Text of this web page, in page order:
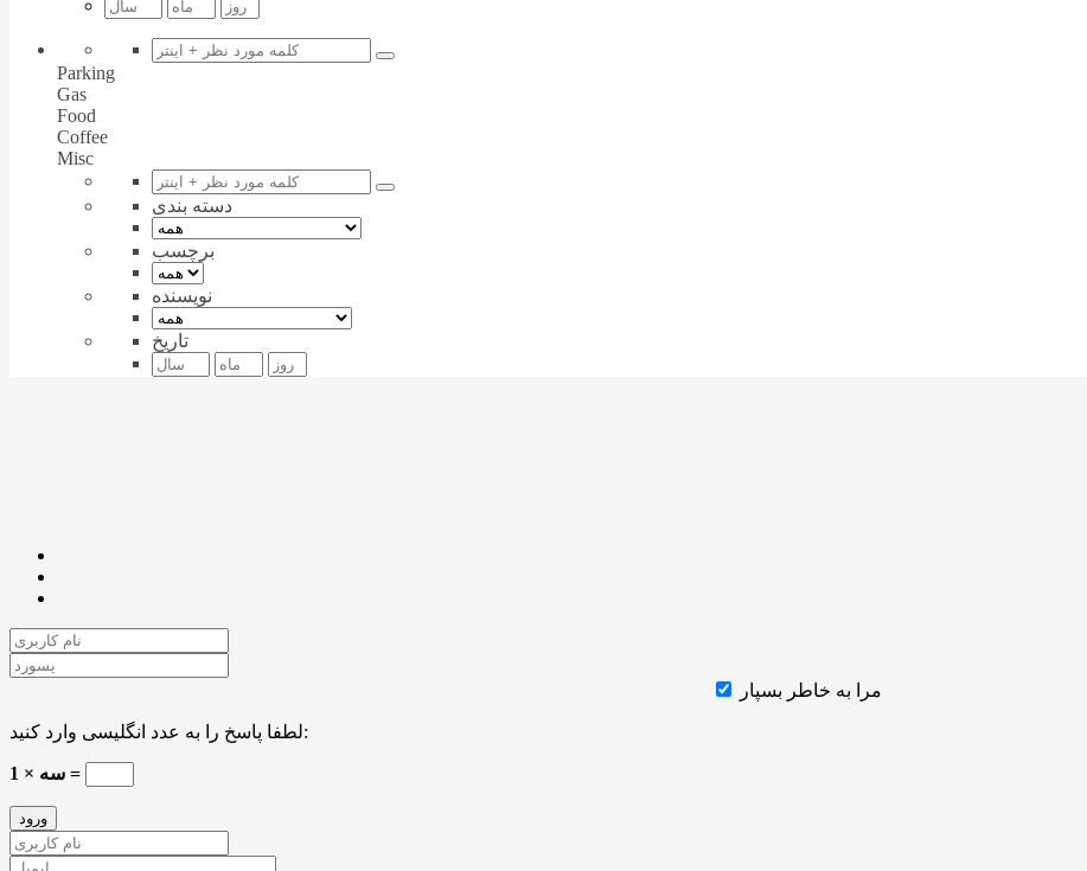
Parking
Gas
Food
Coffee
Misc
دسته بندی
برچسب
نویسنده
تاریخ
مرا به خاطر بسپار
لطفا پاسخ را به عدد انگلیسی وارد کنید:
1 × سه =